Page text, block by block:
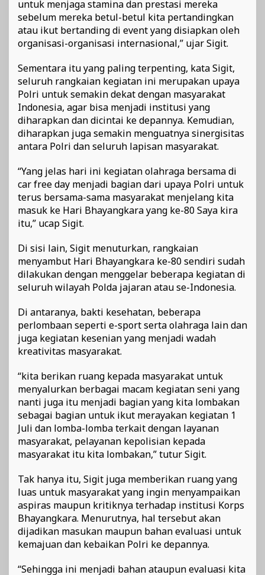
untuk menjaga stamina dan prestasi mereka
sebelum mereka betul-betul kita pertandingkan
atau ikut bertanding di event yang disiapkan oleh
organisasi-organisasi internasional,” ujar Sigit.
Sementara itu yang paling terpenting, kata Sigit,
seluruh rangkaian kegiatan ini merupakan upaya
Polri untuk semakin dekat dengan masyarakat
Indonesia, agar bisa menjadi institusi yang
diharapkan dan dicintai ke depannya. Kemudian,
diharapkan juga semakin menguatnya sinergisitas
antara Polri dan seluruh lapisan masyarakat.
“Yang jelas hari ini kegiatan olahraga bersama di
car free day menjadi bagian dari upaya Polri untuk
terus bersama-sama masyarakat menjelang kita
masuk ke Hari Bhayangkara yang ke-80 Saya kira
itu,” ucap Sigit.
Di sisi lain, Sigit menuturkan, rangkaian
menyambut Hari Bhayangkara ke-80 sendiri sudah
dilakukan dengan menggelar beberapa kegiatan di
seluruh wilayah Polda jajaran atau se-Indonesia.
Di antaranya, bakti kesehatan, beberapa
perlombaan seperti e-sport serta olahraga lain dan
juga kegiatan kesenian yang menjadi wadah
kreativitas masyarakat.
“kita berikan ruang kepada masyarakat untuk
menyalurkan berbagai macam kegiatan seni yang
nanti juga itu menjadi bagian yang kita lombakan
sebagai bagian untuk ikut merayakan kegiatan 1
Juli dan lomba-lomba terkait dengan layanan
masyarakat, pelayanan kepolisian kepada
masyarakat itu kita lombakan,” tutur Sigit.
Tak hanya itu, Sigit juga memberikan ruang yang
luas untuk masyarakat yang ingin menyampaikan
aspiras maupun kritiknya terhadap institusi Korps
Bhayangkara. Menurutnya, hal tersebut akan
dijadikan masukan maupun bahan evaluasi untuk
kemajuan dan kebaikan Polri ke depannya.
“Sehingga ini menjadi bahan ataupun evaluasi kita